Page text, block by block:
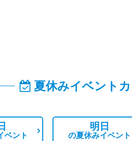
夏休みイベント
ベント
明日
の夏休みイベント